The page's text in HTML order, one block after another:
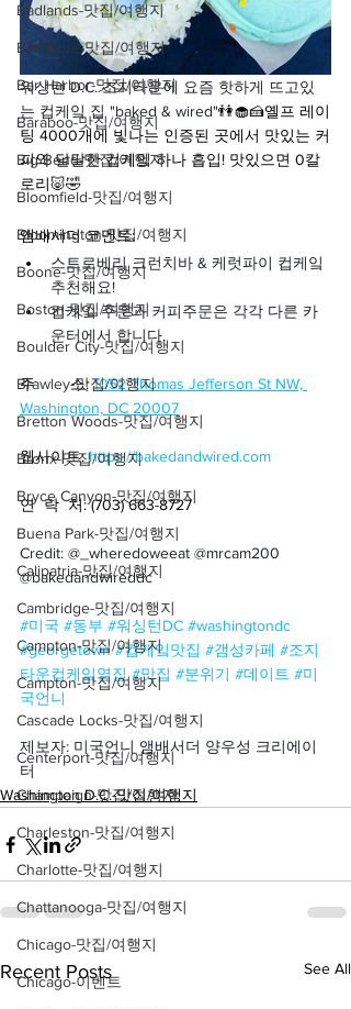
Badlands-맛집/여행지
Baltimore-맛집/여행지
Bar Harbor-맛집/여행지
Baraboo-맛집/여행지
Big Bend-맛집/여행지
Bloomfield-맛집/여행지
Bloomington-맛집/여행지
Boone-맛집/여행지
Boston-맛집/여행지
Boulder City-맛집/여행지
Brawley-맛집/여행지
Bretton Woods-맛집/여행지
Bronx-맛집/여행지
Bryce Canyon-맛집/여행지
Buena Park-맛집/여행지
Calipatria-맛집/여행지
Cambridge-맛집/여행지
Campton-맛집/여행지
Campton-맛집/여행지
Cascade Locks-맛집/여행지
Centerport-맛집/여행지
Champaign-맛집/여행지
Charleston-맛집/여행지
Charlotte-맛집/여행지
Chattanooga-맛집/여행지
Chicago-맛집/여행지
Chicago-이벤트
워싱턴 D.C. 조지타운에 요즘 핫하게 뜨고있
는 컵케잌 집 "baked & wired"👫🧁🍰옐프 레이
팅 4000개에 빛나는 인증된 곳에서 맛있는 커
피와 달달한 컵케잌 하나 흡입! 맛있으면 0칼
로리🐷🤣
앰배서더 코멘트:
스트로베리 크런치바 & 케럿파이 컵케잌
추천해요!
컵케잌 주문과 커피주문은 각각 다른 카
운터에서 합니다.
주        소: 1052 Thomas Jefferson St NW,
Washington, DC 20007
웹사이트: https://bakedandwired.com
연  락  처: (703) 663-8727
Credit: @_wheredoweeat @mrcam200
@bakedandwireddc
#미국 #동부 #워싱턴DC #washingtondc
#georgetown #컵케잌맛집 #갬성카페 #조지
타운컵케잌옆집 #맛집 #분위기 #데이트 #미
국언니
제보자: 미국언니 앰배서더 양우성 크리에이
터
Washington D.C.-맛집/여행지
Recent Posts See All